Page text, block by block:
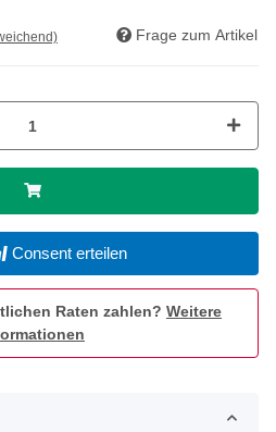
Frage zum Artikel
Consent erteilen
Raten zahlen? Weitere